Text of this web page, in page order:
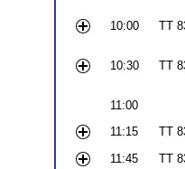
10:00
TT
10:30
TT
11:00
11:15
TT
11:45
TT